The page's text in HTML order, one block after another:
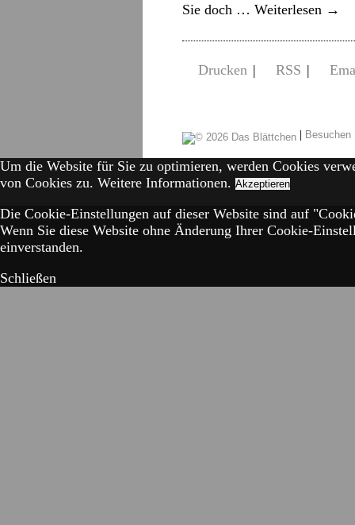
Sie doch … Weiterlesen →
Drucken | RSS |
|
Um die Website für Sie zu optimieren, werden Cookies
von Cookies zu. Weitere Informationen. Akzeptieren
Die Cookie-Einstellungen auf dieser Website sind auf
Wenn Sie diese Website ohne Änderung Ihrer Cookie-
einverstanden.
Schließen